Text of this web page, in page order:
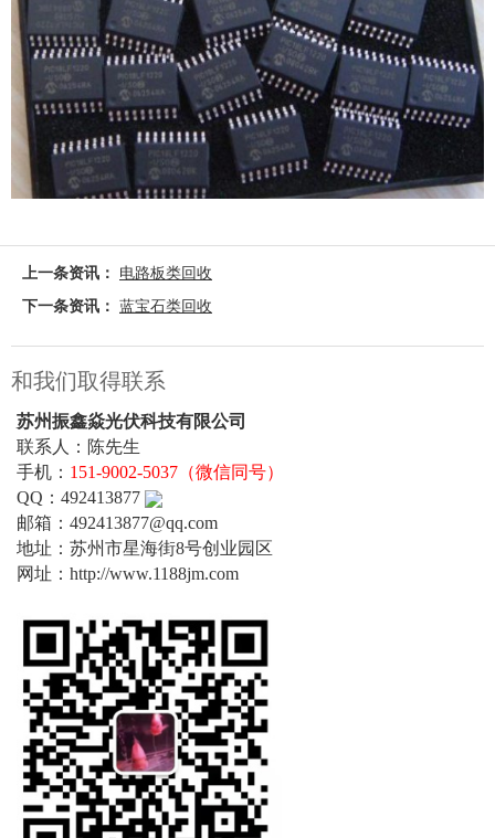
上一条资讯：
电路板类回收
下一条资讯： 蓝宝石类回收
和我们取得联系
苏州振鑫焱光伏科技有限公司
联系人：陈先生
手机： 151-9002-5037（微信同号）
QQ：492413877
邮箱：492413877@qq.com
地址：苏州市星海街8号创业园区
网址：http://www.1188jm.com